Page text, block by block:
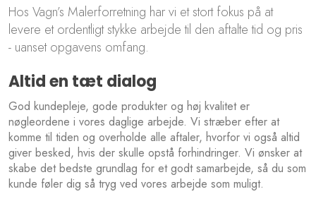
​Hos Vagn’s Malerforretning har vi et stort fokus på at
levere et ordentligt stykke arbejde til den aftalte tid og pris
- uanset opgavens omfang.
​Altid en tæt dialog
God kundepleje, gode produkter og høj kvalitet er
nøgleordene i vores daglige arbejde. Vi stræber efter at
komme til tiden og overholde alle aftaler, hvorfor vi også altid
giver besked, hvis der skulle opstå forhindringer. Vi ønsker at
skabe det bedste grundlag for et godt samarbejde, så du som
kunde føler dig så tryg ved vores arbejde som muligt.